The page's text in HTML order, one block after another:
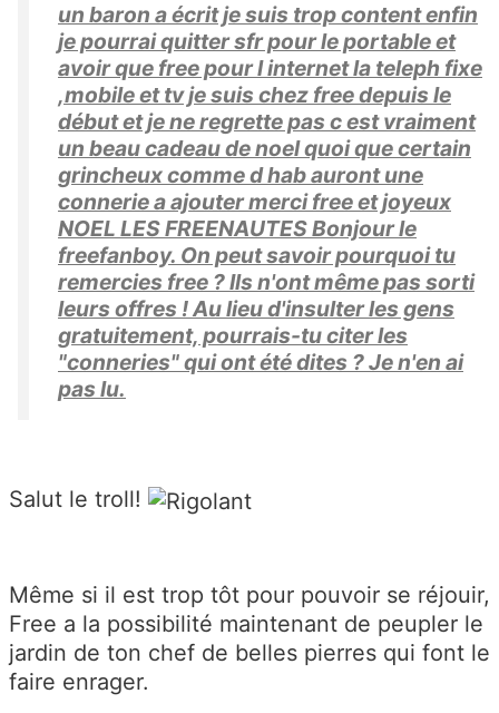
un baron a écrit je suis trop content enfin
je pourrai quitter sfr pour le portable et
avoir que free pour l internet la teleph fixe
,mobile et tv je suis chez free depuis le
début et je ne regrette pas c est vraiment
un beau cadeau de noel quoi que certain
grincheux comme d hab auront une
connerie a ajouter merci free et joyeux
NOEL LES FREENAUTES Bonjour le
freefanboy. On peut savoir pourquoi tu
remercies free ? Ils n'ont même pas sorti
leurs offres ! Au lieu d'insulter les gens
gratuitement, pourrais-tu citer les
"conneries" qui ont été dites ? Je n'en ai
pas lu.
Salut le troll!
Même si il est trop tôt pour pouvoir se réjouir,
Free a la possibilité maintenant de peupler le
jardin de ton chef de belles pierres qui font le
faire enrager.